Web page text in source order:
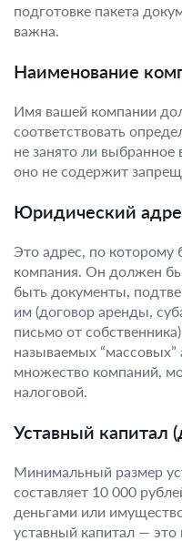
подготовке пакета
важна.
Наименование
Имя вашей компании
соответствовать
не занято ли выбранное
оно не содержит
Юридический
Это адрес, по которому
компания. Он должен
быть документы,
им (договор аренды,
письмо от
называемых “массовых”
множество компаний,
налоговой.
Уставный капитал
Минимальный размер
составляет 10 000
деньгами или
уставный капитал — это